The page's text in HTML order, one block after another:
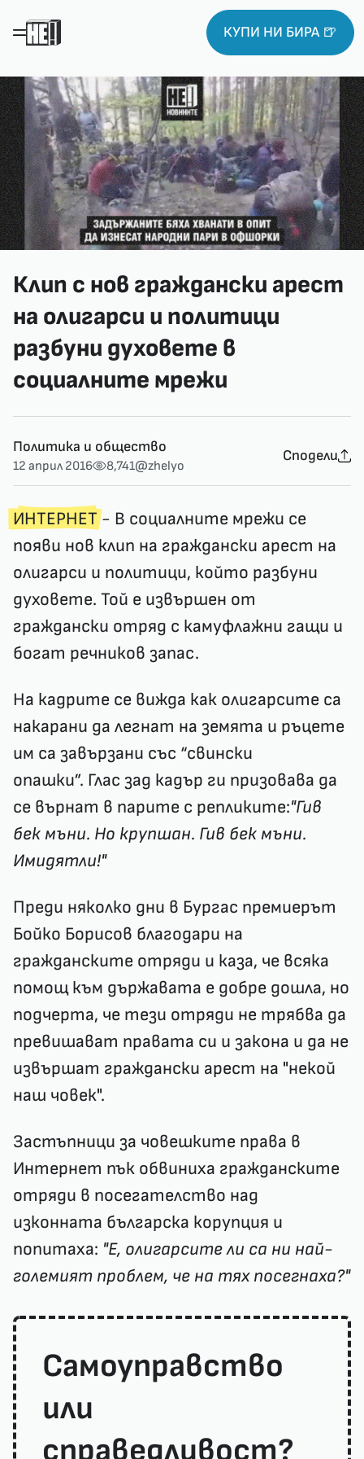
КУПИ НИ БИРА 🍺
Клип с нов граждански арест
на олигарси и политици
разбуни духовете в
социалните мрежи
Политика и общество
12 април 2016 8,741@zhelyo
Сподели
ИНТЕРНЕТ- В социалните мрежи се
появи нов клип на граждански арест на
олигарси и политици, който разбуни
духовете. Той е извършен от
граждански отряд с камуфлажни гащи и
богат речников запас.
На кадрите се вижда как олигарсите са
накарани да легнат на земята и ръцете
им са завързани със “свински
опашки”. Глас зад кадър ги призовава да
се върнат в парите с репликите:"Гив
бек мъни. Но крупшан. Гив бек мъни.
Имидятли!"
Преди няколко дни в Бургас премиерът
Бойко Борисов благодари на
гражданските отряди и каза, че всяка
помощ към държавата е добре дошла, но
подчерта, че тези отряди не трябва да
превишават правата си и закона и да не
извършат граждански арест на "некой
наш човек".
Застъпници за човешките права в
Интернет пък обвиниха гражданските
отряди в посегателство над
изконната българска корупция и
попитаха: "Е, олигарсите ли са ни най-
големият проблем, че на тях посегнаха?"
Самоуправство
или
справедливост?